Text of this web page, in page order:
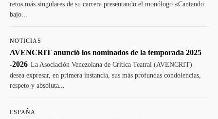
retos más singulares de su carrera presentando el monólogo «Cantando
bajo...
NOTICIAS
AVENCRIT anunció los nominados de la temporada 2025
-2026 La Asociación Venezolana de Crítica Teatral (AVENCRIT)
desea expresar, en primera instancia, sus más profundas condolencias,
respeto y absoluta...
ESPAÑA